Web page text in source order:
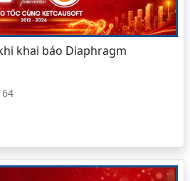
khai báo Diaphragm